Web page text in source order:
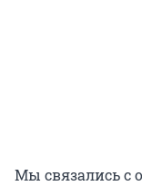
Мы связались с